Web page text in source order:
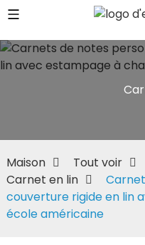
Maison Tout voir
Carnet en lin
couverture rigide en lin
école américaine